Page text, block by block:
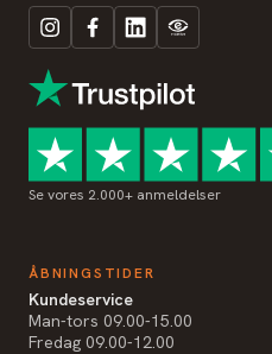
Se vores 2.000+ anmeldelser
ÅBNINGSTIDER
Kundeservice
Man-tors 09.00-15.00
Fredag 09.00-12.00